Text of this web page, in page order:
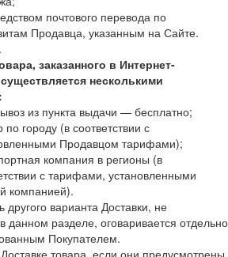
почтового перевода по
Продавца, указанным на Сайте.
заказанного в Интернет-
несколькими
из пункта выдачи — бесплатно;
по городу (в соответствии с
Продавцом тарифами);
компания в регионы (в
с тарифами, установленными
компанией).
другого варианта Доставки, не
данном разделе, оговаривается отдельно
Покупателем.
товара, если они предусмотрены,